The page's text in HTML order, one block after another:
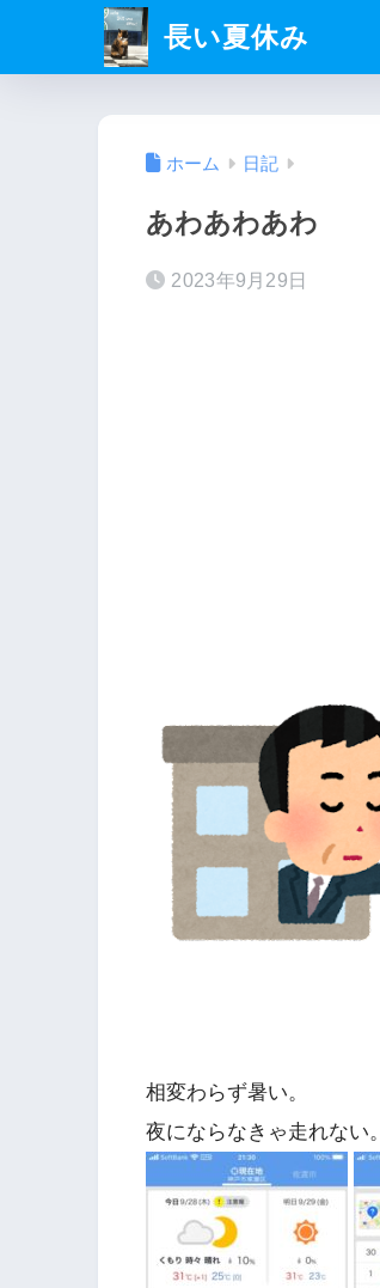
長い夏休み
ホーム 日記
あわあわあわ
2023年9月29日
相変わらず暑い。
夜にならなきゃ走れない。